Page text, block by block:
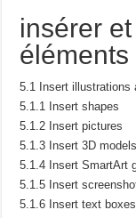
insérer
5.1 Insert illustrations
5.1.1 Insert shapes
5.1.2 Insert pictures
5.1.3 Insert 3D models
5.1.4 Insert SmartArt
5.1.5 Insert
5.1.6 Insert text boxes